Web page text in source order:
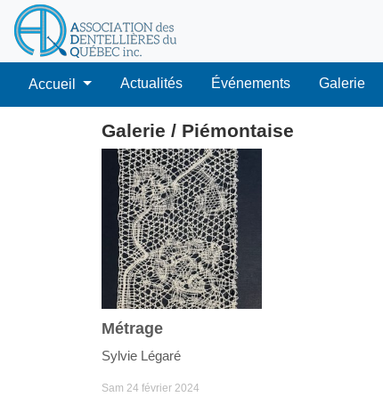
Accueil Actualités Événements Galerie
Galerie / Piémontaise
Métrage
Sylvie Légaré
Sam 24 février 2024